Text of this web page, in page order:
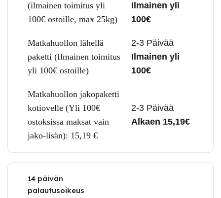
(ilmainen toimitus yli
100€ ostoille, max 25kg)
Ilmainen yli
100€
Matkahuollon lähellä
paketti (Ilmainen toimitus
yli 100€ ostoille)
2-3 Päivää
Ilmainen yli
100€
Matkahuollon jakopaketti
kotiovelle (Yli 100€
ostoksissa maksat vain
jako-lisän): 15,19 €
2-3 Päivää
Alkaen 15,19€
14 päivän
palautusoikeus